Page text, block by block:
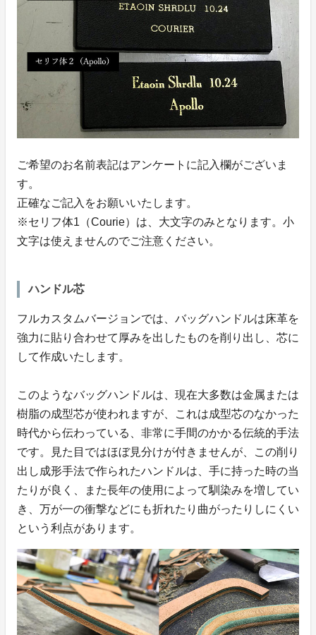
ご希望のお名前表記はアンケートに記入欄がございま
す。
正確なご記入をお願いいたします。
※セリフ体1（Courie）は、大文字のみとなります。小
文字は使えませんのでご注意ください。
ハンドル芯
フルカスタムバージョンでは、バッグハンドルは床革を
強力に貼り合わせて厚みを出したものを削り出し、芯に
して作成いたします。
このようなバッグハンドルは、現在大多数は金属または
樹脂の成型芯が使われますが、これは成型芯のなかった
時代から伝わっている、非常に手間のかかる伝統的手法
です。見た目ではほぼ見分けが付きませんが、この削り
出し成形手法で作られたハンドルは、手に持った時の当
たりが良く、また長年の使用によって馴染みを増してい
き、万が一の衝撃などにも折れたり曲がったりしにくい
という利点があります。